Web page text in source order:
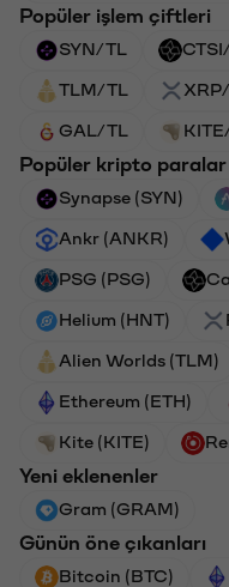
Popüler işlem çiftleri
SYN/TL
TLM/TL
GAL/TL
Popüler kripto paralar
Synapse (SYN)
Ankr (ANKR)
PSG (PSG)
Helium (HNT)
Alien Worlds (TLM)
Ethereum (ETH)
Kite (KITE)
Yeni eklenenler
Gram (GRAM)
Günün öne çıkanları
Bitcoin (BTC)